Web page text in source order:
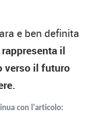
e ben definita
rappresenta il
verso il futuro
con l'articolo: